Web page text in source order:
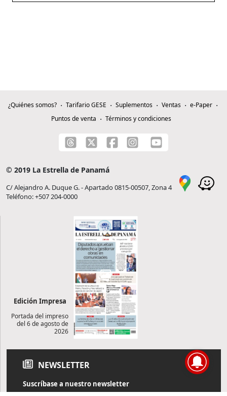
¿Quiénes somos? Tarifario GESE Suplementos Ventas
e-Paper
Puntos de venta
Términos y condiciones
© 2019 La Estrella de Panamá
C/ Alejandro A. Duque G. - Apartado 0815-00507, Zona 4
Teléfono: +507 204-0000
Edición Impresa
Portada del impreso
del 6 de agosto de
2026
NEWSLETTER
Suscríbase a nuestro newsletter